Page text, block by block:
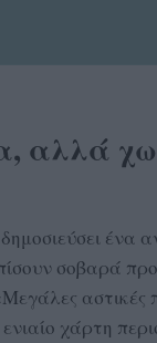
αλλά
ένα
σοβαρά
αστικές
χάρτη